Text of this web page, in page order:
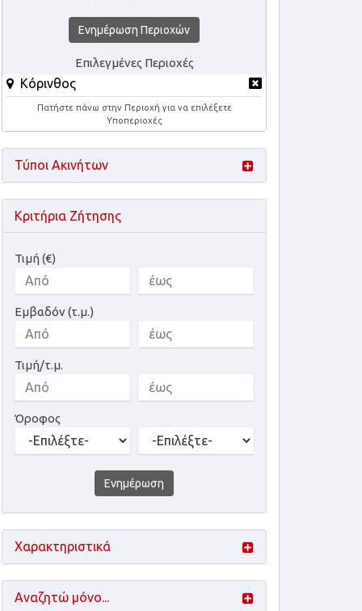
Ενημέρωση Περιοχών
Επιλεγμένες Περιοχές
Κόρινθος
Πατήστε πάνω στην Περιοχή για να επιλέξετε
Υποπεριοχές
Τύποι Ακινήτων
Κριτήρια Ζήτησης
Τιμή (€)
Εμβαδόν (τ.μ.)
Τιμή/τ.μ.
Όροφος
Ενημέρωση
Χαρακτηριστικά
Αναζητώ μόνο...